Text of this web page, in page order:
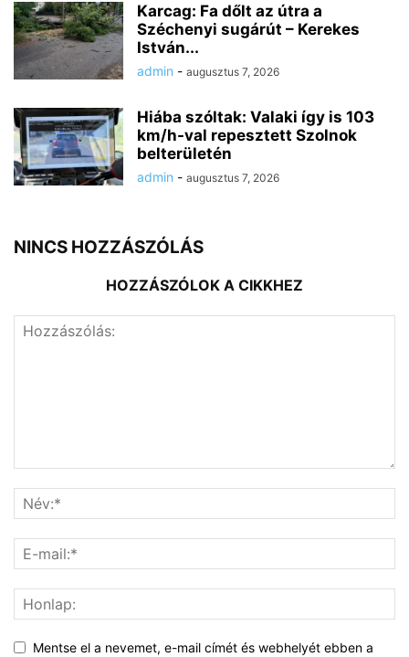
Karcag: Fa dőlt az útra a
Széchenyi sugárút – Kerekes
István...
admin - augusztus 7, 2026
Hiába szóltak: Valaki így is 103
km/h-val repesztett Szolnok
belterületén
admin - augusztus 7, 2026
NINCS HOZZÁSZÓLÁS
HOZZÁSZÓLOK A CIKKHEZ
Mentse el a nevemet, e-mail címét és webhelyét ebben a